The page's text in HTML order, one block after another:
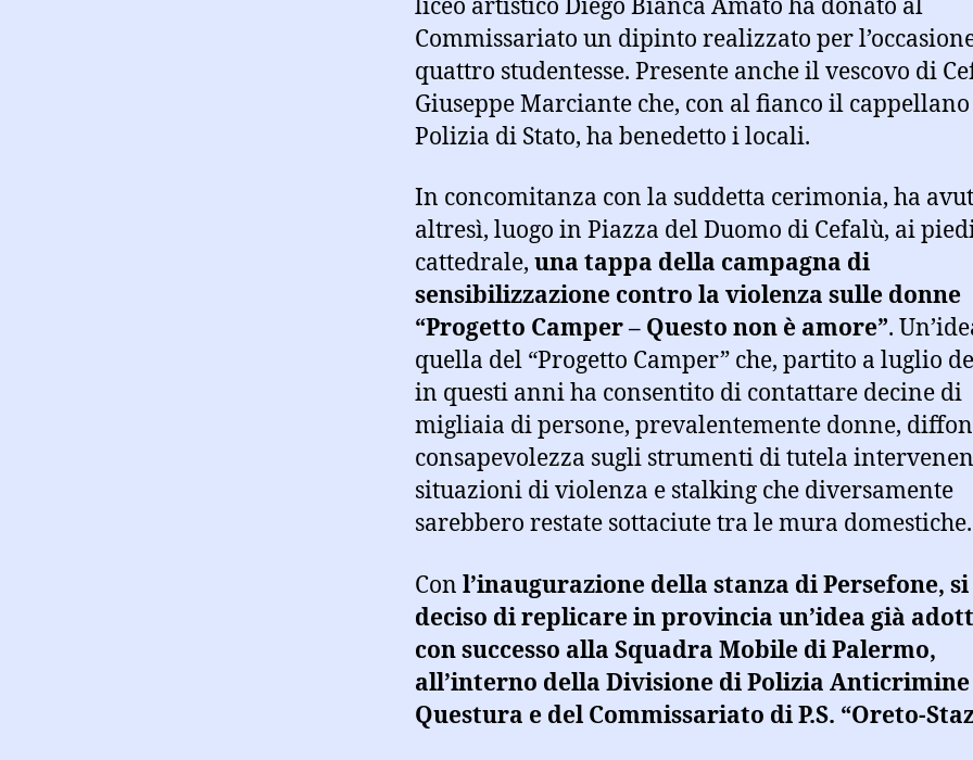
liceo artistico Diego Bianca Amato ha donato al
Commissariato un dipinto realizzato per
quattro studentesse. Presente anche il vescovo di
Giuseppe Marciante che, con al fianco il
Polizia di Stato, ha benedetto i locali.
In concomitanza con la suddetta cerimonia, ha
altresì, luogo in Piazza del Duomo di Cefalù, ai
cattedrale, una tappa della campagna di
sensibilizzazione contro la violenza sulle donne
“Progetto Camper – Questo non è amore”.
quella del “Progetto Camper” che, partito a luglio
in questi anni ha consentito di contattare decine di
migliaia di persone, prevalentemente donne,
consapevolezza sugli strumenti di tutela
situazioni di violenza e stalking che diversamente
sarebbero restate sottaciute tra le mura domestiche.
Con l’inaugurazione della stanza di Persefone, si
deciso di replicare in provincia un’idea già
con successo alla Squadra Mobile di Palermo,
all’interno della Divisione di Polizia
Questura e del Commissariato di P.S. “Oreto-